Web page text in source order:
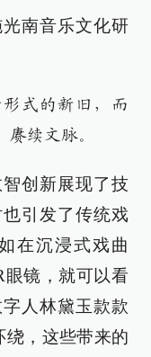
南音乐文化研
式的新旧，而
续文脉。
创新展现了技
引发了传统戏
在沉浸式戏曲
眼镜，就可以看
人林黛玉款款
绕，这些带来的